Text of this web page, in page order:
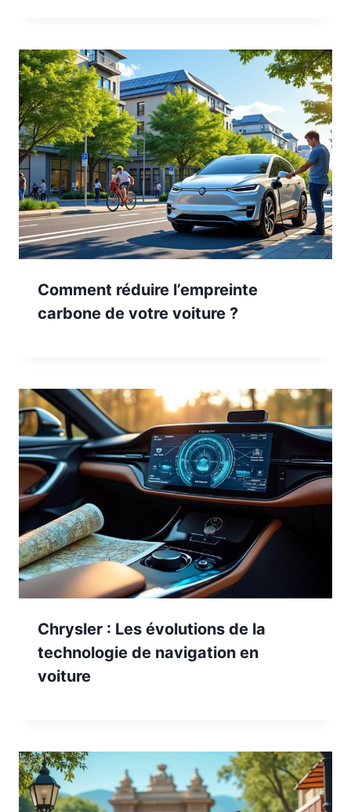
Comment réduire l’empreinte
carbone de votre voiture ?
Chrysler : Les évolutions de la
technologie de navigation en
voiture